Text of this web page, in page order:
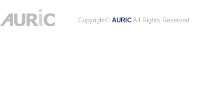
Copyright© AURIC All Rights Reserved.